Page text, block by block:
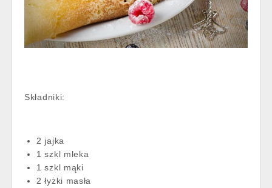
Składniki:
2 jajka
1 szkl mleka
1 szkl mąki
2 łyżki masła